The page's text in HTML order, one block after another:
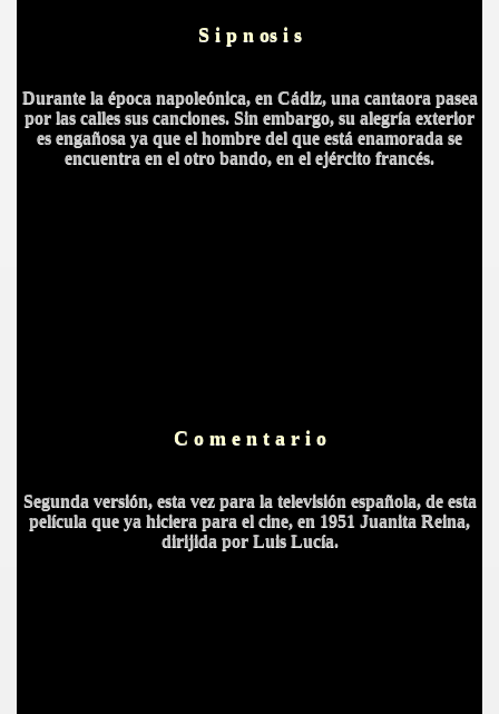
S i p n os i s
Durante la época napoleónica, en Cádiz, una cantaora pasea
por las calles sus canciones. Sin embargo, su alegría exterior
es engañosa ya que el hombre del que está enamorada se
encuentra en el otro bando, en el ejército francés.
C o m e n t a r i o
Segunda versión, esta vez para la televisión española, de esta
película que ya hiciera para el cine, en 1951 Juanita Reina,
dirijida por Luis Lucía.